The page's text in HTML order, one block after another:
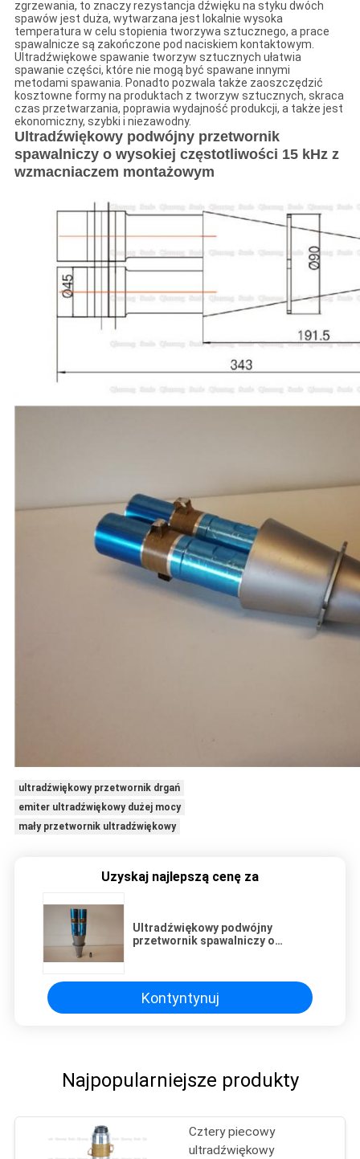
zgrzewania, to znaczy rezystancja dźwięku na styku dwóch
spawów jest duża, wytwarzana jest lokalnie wysoka
temperatura w celu stopienia tworzywa sztucznego, a prace
spawalnicze są zakończone pod naciskiem kontaktowym.
Ultradźwiękowe spawanie tworzyw sztucznych ułatwia
spawanie części, które nie mogą być spawane innymi
metodami spawania. Ponadto pozwala także zaoszczędzić
kosztowne formy na produktach z tworzyw sztucznych, skraca
czas przetwarzania, poprawia wydajność produkcji, a także jest
ekonomiczny, szybki i niezawodny.
Ultradźwiękowy podwójny przetwornik
spawalniczy o wysokiej częstotliwości 15 kHz z
wzmacniaczem montażowym
ultradźwiękowy przetwornik drgań
emiter ultradźwiękowy dużej mocy
mały przetwornik ultradźwiękowy
Uzyskaj najlepszą cenę za
Ultradźwiękowy podwójny
przetwornik spawalniczy o
Kontyntynuj
Najpopularniejsze produkty
Cztery piecowy
ultradźwiękowy